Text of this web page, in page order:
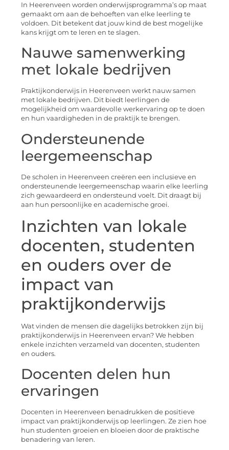
In Heerenveen worden onderwijsprogramma’s op maat
gemaakt om aan de behoeften van elke leerling te
voldoen. Dit betekent dat jouw kind de best mogelijke
kans krijgt om te leren en te slagen.
Nauwe samenwerking
met lokale bedrijven
Praktijkonderwijs in Heerenveen werkt nauw samen
met lokale bedrijven. Dit biedt leerlingen de
mogelijkheid om waardevolle werkervaring op te doen
en hun vaardigheden in de praktijk te brengen.
Ondersteunende
leergemeenschap
De scholen in Heerenveen creëren een inclusieve en
ondersteunende leergemeenschap waarin elke leerling
zich gewaardeerd en ondersteund voelt. Dit draagt bij
aan hun persoonlijke en academische groei.
Inzichten van lokale
docenten, studenten
en ouders over de
impact van
praktijkonderwijs
Wat vinden de mensen die dagelijks betrokken zijn bij
praktijkonderwijs in Heerenveen ervan? We hebben
enkele inzichten verzameld van docenten, studenten
en ouders.
Docenten delen hun
ervaringen
Docenten in Heerenveen benadrukken de positieve
impact van praktijkonderwijs op leerlingen. Ze zien hoe
hun studenten groeien en bloeien door de praktische
benadering van leren.